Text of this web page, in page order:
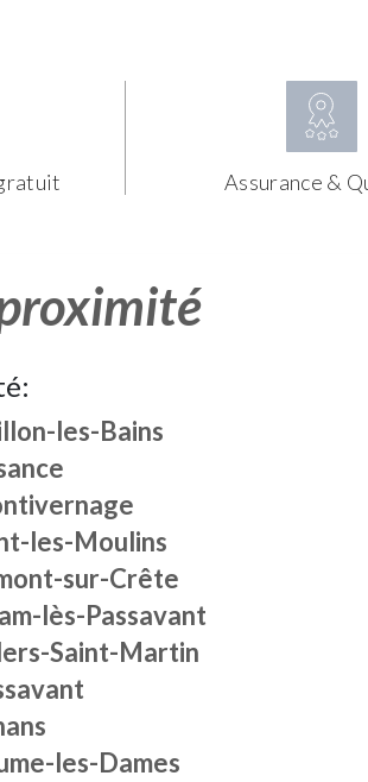
Assurance &
les-Bains
les-Moulins
sur-Crête
lès-Passavant
Saint-Martin
les-Dames